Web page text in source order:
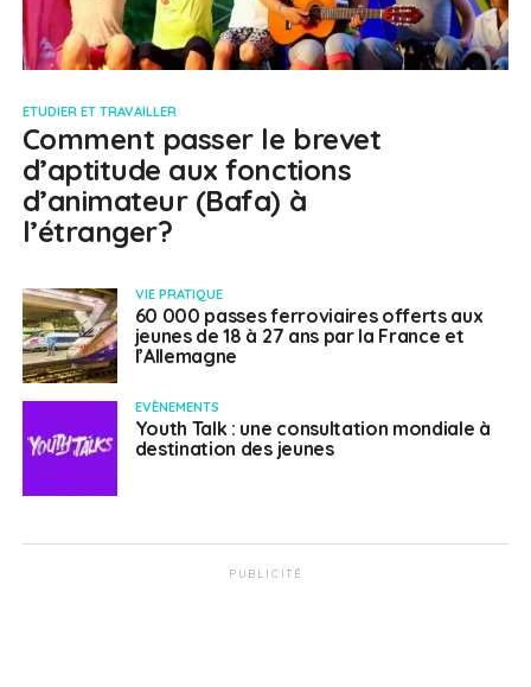
ETUDIER ET TRAVAILLER
Comment passer le brevet
d’aptitude aux fonctions
d’animateur (Bafa) à
l’étranger?
VIE PRATIQUE
60 000 passes ferroviaires offerts aux
jeunes de 18 à 27 ans par la France et
l’Allemagne
EVÈNEMENTS
Youth Talk : une consultation mondiale à
destination des jeunes
PUBLICITÉ